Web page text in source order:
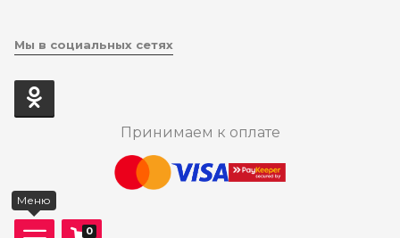
Мы в социальных сетях
Принимаем к оплате
Меню
0